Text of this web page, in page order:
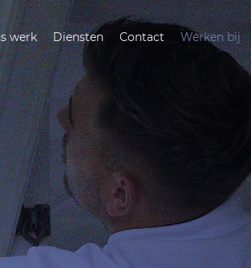
werk Diensten Contact Werken bij
BAAN?